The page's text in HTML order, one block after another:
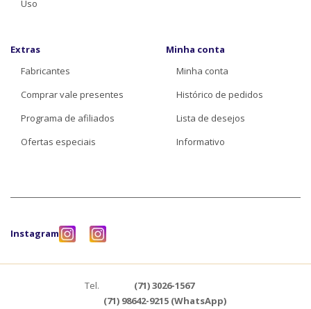
Uso
Extras
Fabricantes
Comprar vale presentes
Programa de afiliados
Ofertas especiais
Minha conta
Minha conta
Histórico de pedidos
Lista de desejos
Informativo
Instagram
Tel.
(71) 3026-1567
(71) 98642-9215 (WhatsApp)